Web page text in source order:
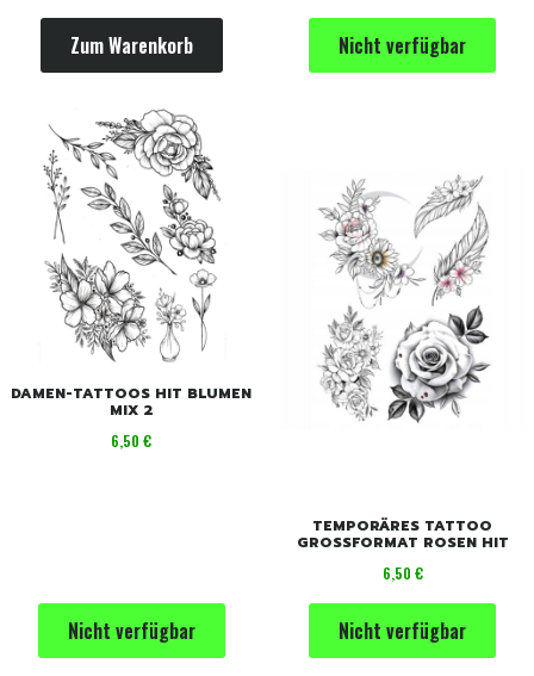
Zum Warenkorb Nicht verfügbar
DAMEN-TATTOOS HIT BLUMEN
MIX 2
Preis
6,50 €
Nicht verfügbar
TEMPORÄRES TATTOO
GROSSFORMAT ROSEN HIT
Preis
6,50 €
Nicht verfügbar